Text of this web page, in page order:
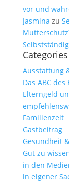
vor und
Jasmina zu
Categories
Ausstattung
Das ABC
Elterngeld
Familienzeit
Gastbeitrag
Gesundheit
Gut zu
in den
in eigener